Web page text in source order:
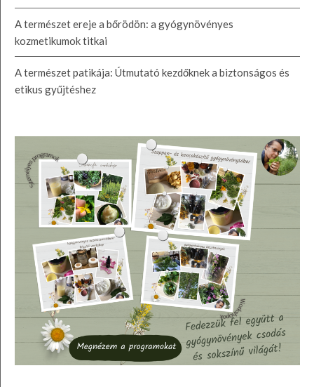
A természet ereje a bőrödön: a gyógynövényes
kozmetikumok titkai
A természet patikája: Útmutató kezdőknek a biztonságos és
etikus gyűjtéshez